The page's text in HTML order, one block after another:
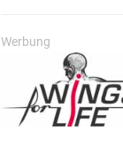
Werbung